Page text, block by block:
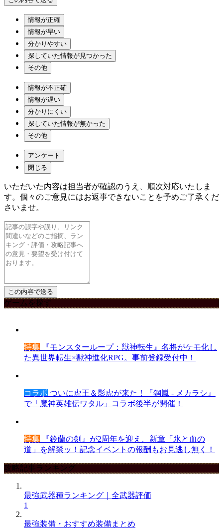
情報が正確
情報が早い
分かりやすい
探していた情報が見つかった
その他
情報が不正確
情報が遅い
分かりにくい
探していた情報が無かった
その他
アンケート
閉じる
いただいた内容は担当者が確認のうえ、順次対応いたしま
す。個々のご意見にはお返事できないことを予めご了承くだ
さいませ。
ゲームを探す
特集 『モンスターループ：獣神転生』名将がケモ化し
た異世界転生×獣神進化RPG。事前登録受付中！
コラボ ついに虎王＆影虎が来た！『鋼嵐 - メカラシ』
で「魔神英雄伝ワタル」コラボ後半が開催！
特集 『鈴蘭の剣』が2周年を迎え、新章「氷と血の
道」を解禁ッ！記念イベントの報酬もお見逃し無く！
攻略記事ランキング
最強武器種ランキング｜全武器評価
1
最強装備・おすすめ装備まとめ